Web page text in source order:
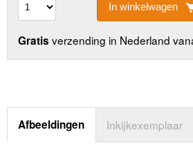
In winkelwagen
Gratis verzending in Nederland
Afbeeldingen Inkijkexemplaar